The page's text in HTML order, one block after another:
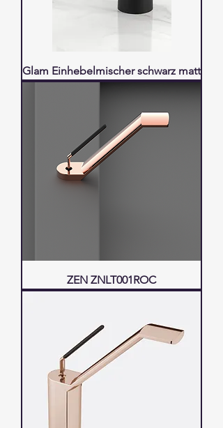
Glam Einhebelmischer schwarz matt
ZEN ZNLT001ROC